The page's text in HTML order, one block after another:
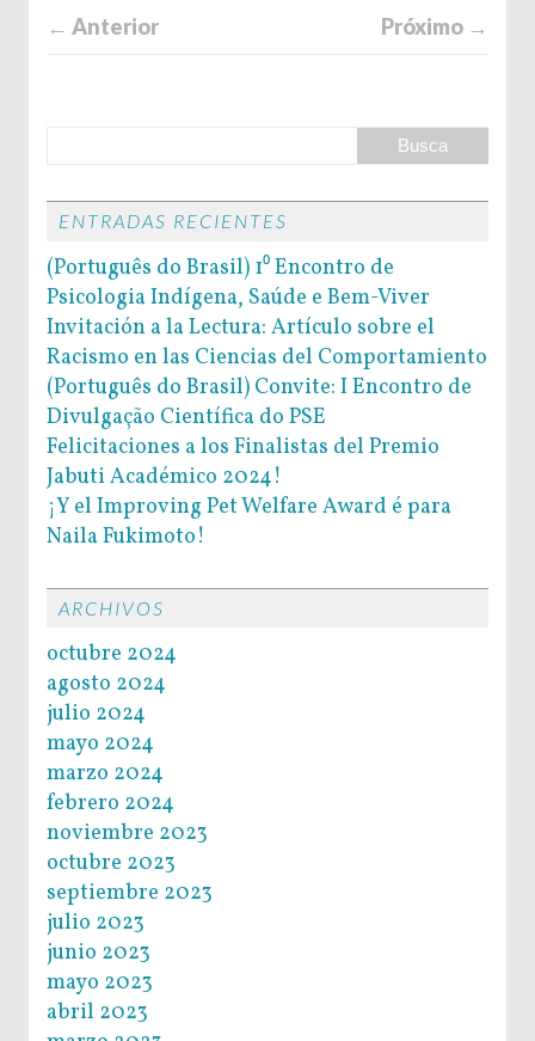
← Anterior Próximo →
ENTRADAS RECIENTES
(Português do Brasil) 1⁰ Encontro de
Psicologia Indígena, Saúde e Bem-Viver
Invitación a la Lectura: Artículo sobre el
Racismo en las Ciencias del Comportamiento
(Português do Brasil) Convite: I Encontro de
Divulgação Científica do PSE
Felicitaciones a los Finalistas del Premio
Jabuti Académico 2024!
¡Y el Improving Pet Welfare Award é para
Naila Fukimoto!
ARCHIVOS
octubre 2024
agosto 2024
julio 2024
mayo 2024
marzo 2024
febrero 2024
noviembre 2023
octubre 2023
septiembre 2023
julio 2023
junio 2023
mayo 2023
abril 2023